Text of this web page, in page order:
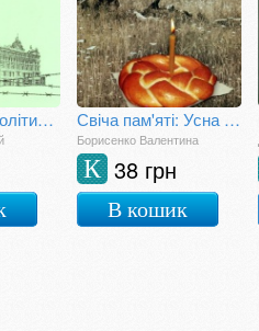
Глобальний політичний терор: таємна зброя Кремля і Луб'янки Свіча пам'яті: Усна історія про геноцид українців у 1932-1933 роках
Борисенко Валентина
38 грн
К
В кошик